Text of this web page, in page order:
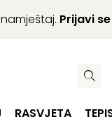
Prijavi
RASVJETA